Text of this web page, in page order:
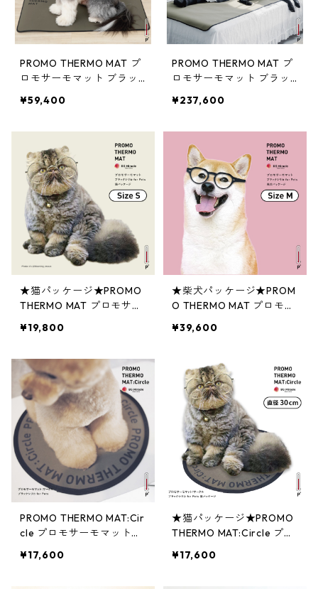
PROMO THERMO MAT プ
ロモサーモマット ブラッ
ズ
¥59,400
PROMO THERMO MAT プ
ロモサーモマット ブラッ
ズ
¥237,600
★猫パッケージ★PROMO
THERMO MAT プロモサー
ペット Sサイズ
¥19,800
★柴犬パッケージ★PROM
O THERMO MAT プロモサ
カ for ペット Mサイズ
¥39,600
PROMO THERMO MAT:Cir
cle プロモサーモマット：
S30
¥17,600
★猫パッケージ★PROMO
THERMO MAT:Circle プロ
ブラックシリカ S30
¥17,600